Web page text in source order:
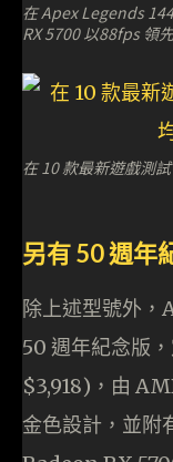
在 Apex Legends
RX 5700 以88fps 領
在 10 款最新遊戲測
另有 50 週年
除上述型號外
50 週年紀念版
$3,918)，由
金色設計，並附